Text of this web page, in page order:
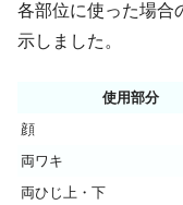
各部位に使った場合
示しました。
使用部分
顔
両ワキ
両ひじ上・下